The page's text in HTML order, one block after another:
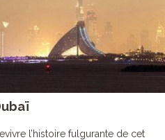
l’histoire fulgurante de cet